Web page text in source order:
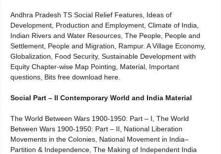
Andhra Pradesh TS Social Relief Features, Ideas of
Development, Production and Employment, Climate of India,
Indian Rivers and Water Resources, The People, People and
Settlement, People and Migration, Rampur. A Village Economy,
Globalization, Food Security, Sustainable Development with
Equity Chapter-wise Map Pointing, Material, Important
questions, Bits free download here.
Social Part – II Contemporary World and India Material
The World Between Wars 1900-1950: Part – I, The World
Between Wars 1900-1950: Part – II, National Liberation
Movements in the Colonies, National Movement in India–
Partition & Independence, The Making of Independent India